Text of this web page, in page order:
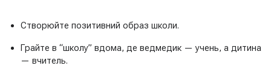
Створюйте позитивний образ школи.
Грайте в “школу” вдома, де ведмедик — учень, а дитина
— вчитель.